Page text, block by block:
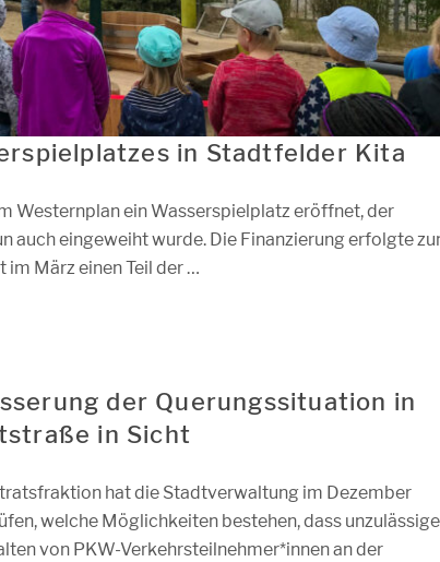
in Stadtfelder Kita
Westernplan ein Wasserspielplatz eröffnet, der
auch eingeweiht wurde. Die Finanzierung erfolgte
im März einen Teil der …
der Querungssituation in
in Sicht
hat die Stadtverwaltung im Dezember
welche Möglichkeiten bestehen, dass unzulässige
von PKW-Verkehrsteilnehmer*innen an der